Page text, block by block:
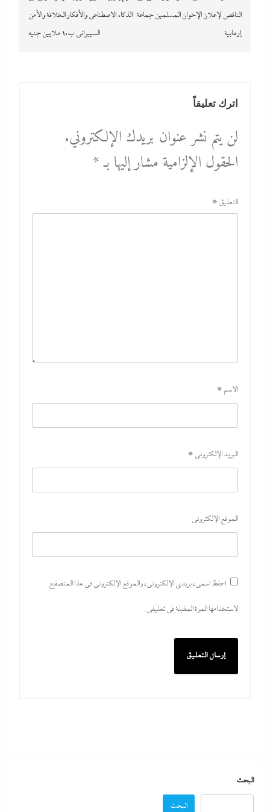
الناقص لإعلان الإخوان المسلمين جماعة
إرهابية
الذكاء الاصطناعي والأفكار الخلاقة والأمن
السيبرانى ب10 ملايين جنيه
اترك تعليقاً
لن يتم نشر عنوان بريدك الإلكتروني.
الحقول الإلزامية مشار إليها بـ*
التعليق *
الاسم *
البريد الإلكتروني *
الموقع الإلكتروني
احفظ اسمي، بريدي الإلكتروني، والموقع الإلكتروني في هذا المتصفح
لاستخدامها المرة المقبلة في تعليقي.
البحث
البحث
وحشتونى” وتقنية 3D Mapping لأول مرة